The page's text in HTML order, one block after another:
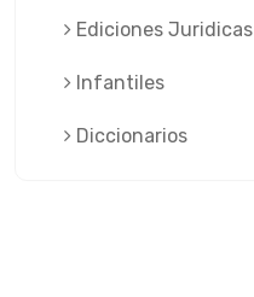
Ediciones Juridicas
Infantiles
Diccionarios